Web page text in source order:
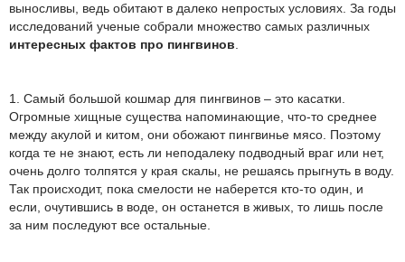
выносливы, ведь обитают в далеко непростых условиях. За годы
исследований ученые собрали множество самых различных
интересных фактов про пингвинов
1. Самый большой кошмар для пингвинов – это касатки.
Огромные хищные существа напоминающие, что-то среднее
между акулой и китом, они обожают пингвинье мясо. Поэтому
когда те не знают, есть ли неподалеку подводный враг или нет,
очень долго толпятся у края скалы, не решаясь прыгнуть в воду.
Так происходит, пока смелости не наберется кто-то один, и
если, очутившись в воде, он останется в живых, то лишь после
за ним последуют все остальные.